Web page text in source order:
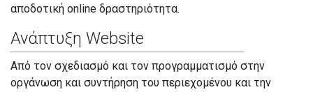
αποδοτική online δραστηριότητα.
Ανάπτυξη Website
Από τον σχεδιασμό και τον προγραμματισμό στην
οργάνωση και συντήρηση του περιεχομένου και την